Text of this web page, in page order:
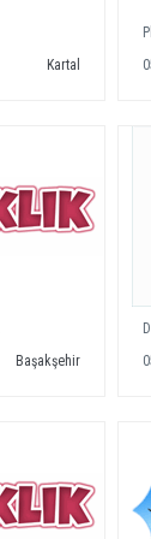
Kartal
Başakşehir